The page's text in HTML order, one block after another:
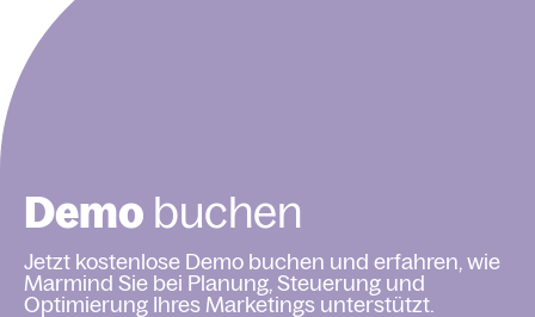
Demo buchen
Jetzt kostenlose Demo buchen und erfahren, wie
Marmind Sie bei Planung, Steuerung und
Optimierung Ihres Marketings unterstützt.